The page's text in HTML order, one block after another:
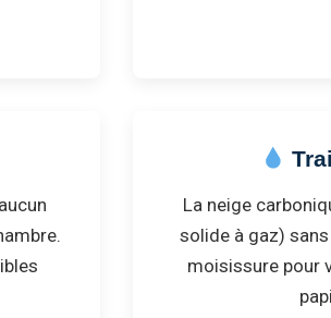
La neige
solide à gaz)
moisissure pour